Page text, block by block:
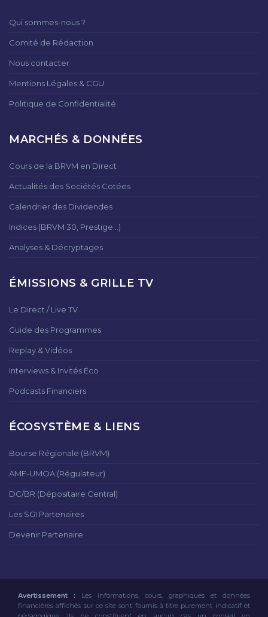
Qui sommes-nous ?
Comité de Rédaction
Nous contacter
Mentions Légales & CGU
Politique de Confidentialité
MARCHÉS & DONNÉES
Cours de la BRVM en Direct
Actualités des Sociétés Cotées
Calendrier des Dividendes
Indices (BRVM 30, Prestige...)
Analyses & Décryptages
ÉMISSIONS & GRILLE TV
Le Direct / Live TV
Guide des Programmes
Replay & Vidéos
Interviews & Invités Éco
Podcasts Financiers
ÉCOSYSTÈME & LIENS
Bourse Régionale (BRVM)
AMF-UMOA (Régulateur)
DC/BR (Dépositaire Central)
Les SGI Partenaires
Devenir Partenaire
Avertissement : Les informations, cours, graphiques et données
financières affichés sur ce site sont fournis à titre purement indicatif et